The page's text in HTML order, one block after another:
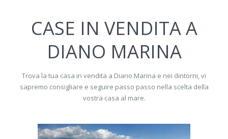
CASE IN VENDITA A
DIANO MARINA
Trova la tua casa in vendita a Diano Marina e nei dintorni, vi
sapremo consigliare e seguire passo passo nella scelta della
vostra casa al mare.